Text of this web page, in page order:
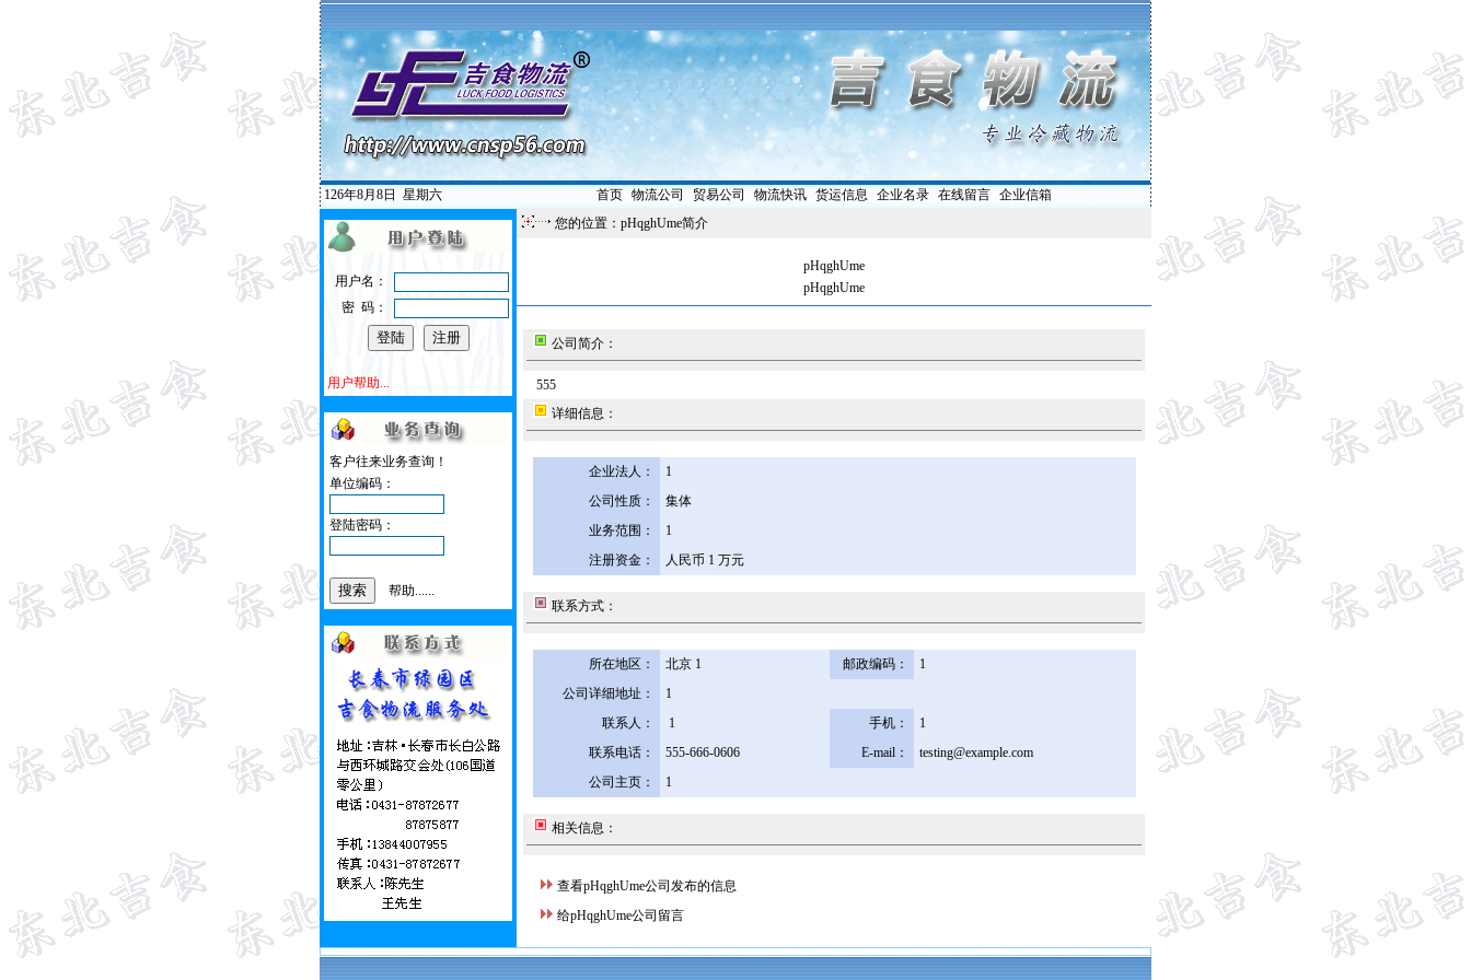
126年8月8日 星期六 首页| 物流公司 贸易公司 物流快讯| 货运信息 企业名录| 在线留言| 企业信箱
用户名：
密 码：
用户帮助...
客户往来业务查询！
单位编码：
登陆密码：
帮助......
您的位置：pHqghUme简介
pHqghUme
pHqghUme
公司简介：
555
详细信息：
企业法人：
1
公司性质：
集体
业务范围：
1
注册资金：
人民币 1 万元
联系方式：
所在地区： 北京 1 邮政编码：
1
公司详细地址：
1
联系人：
1 手机：
1
联系电话：
555-666-0606 E-mail：
testing@example.com
公司主页：
1
相关信息：
查看pHqghUme公司发布的信息
给pHqghUme公司留言